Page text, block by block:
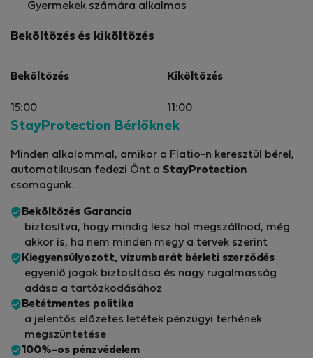
Gyermekek számára alkalmas
Beköltözés és kiköltözés
Beköltözés
15:00
Kiköltözés
11:00
StayProtection Bérlőknek
Minden alkalommal, amikor a Flatio-n keresztül bérel,
automatikusan fedezi Önt a StayProtection
csomagunk.
Beköltözés Garancia
biztosítva, hogy mindig lesz hol megszállnod, még
akkor is, ha nem minden megy a tervek szerint
Kiegyensúlyozott, vízumbarát bérleti szerződés
egyenlő jogok biztosítása és nagy rugalmasság
adása a tartózkodásához
Betétmentes politika
a jelentős előzetes letétek pénzügyi terhének
megszüntetése
100%-os pénzvédelem